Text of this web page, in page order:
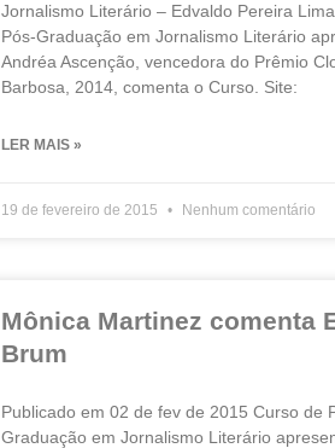
Jornalismo Literário – Edvaldo Pereira
Pós-Graduação em Jornalismo Literário
Andréa Ascenção, vencedora do Prêmio
Barbosa, 2014, comenta o Curso. Site:
LER MAIS »
19 de fevereiro de 2015 Nenhum comentário
Mônica Martinez comenta
Brum
Publicado em 02 de fev de 2015 Curso de
Graduação em Jornalismo Literário